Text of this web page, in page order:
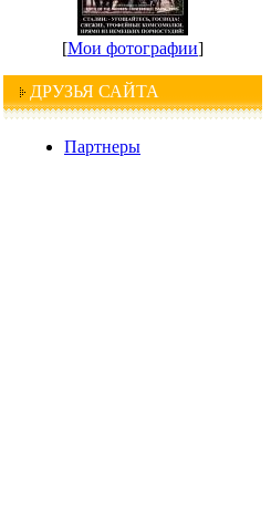
[Мои фотографии]
ДРУЗЬЯ САЙТА
Партнеры